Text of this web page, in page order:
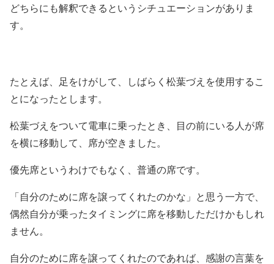
どちらにも解釈できるというシチュエーションがありま
す。
たとえば、足をけがして、しばらく松葉づえを使用するこ
とになったとします。
松葉づえをついて電車に乗ったとき、目の前にいる人が席
を横に移動して、席が空きました。
優先席というわけでもなく、普通の席です。
「自分のために席を譲ってくれたのかな」と思う一方で、
偶然自分が乗ったタイミングに席を移動しただけかもしれ
ません。
自分のために席を譲ってくれたのであれば、感謝の言葉を